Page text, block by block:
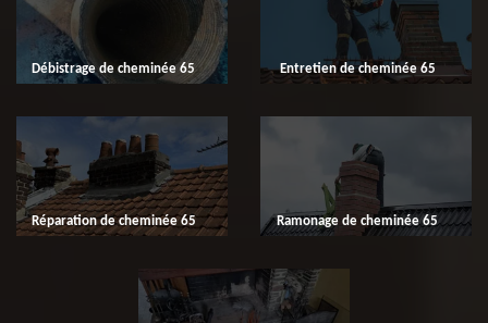
Débistrage de cheminée 65 Entretien de cheminée 65
Réparation de cheminée 65 Ramonage de cheminée 65